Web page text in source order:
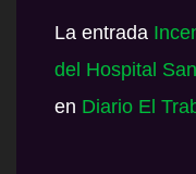
La entrada
del Hospital
en Diario El